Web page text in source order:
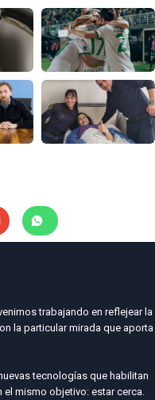
trabajando en reflejear la
la particular mirada que aporta
tecnologías que habilitan
mismo objetivo: estar cerca.